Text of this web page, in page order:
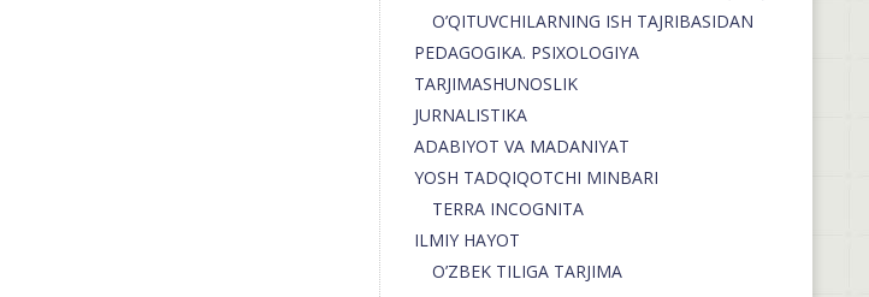
O’QITUVCHILARNING ISH TAJRIBASIDAN
PEDAGOGIKA. PSIXOLOGIYA
TARJIMASHUNOSLIK
JURNALISTIKA
ADABIYOT VA MADANIYAT
YOSH TADQIQOTCHI MINBARI
TERRA INCOGNITA
ILMIY HAYOT
O’ZBEK TILIGA TARJIMA